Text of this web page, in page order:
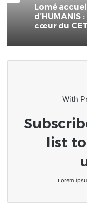
24 juin 2026
CETEF Togo
succès pour
With
list
Lorem